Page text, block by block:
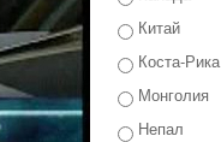
Китай
Коста-Рика
Монголия
Непал